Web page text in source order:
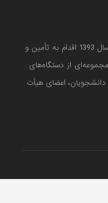
آزمایشگاه مرکزی دانشگاه خلیج فارس که زیر نظر معاون پژوهش و فناوری دانشگاه خلیج فارس فعالیت می‌نماید، از اسفندماه سال 1393 اقدام به تأمین و
از دستگاه‌های
دانشجویان، اعضای هیأت